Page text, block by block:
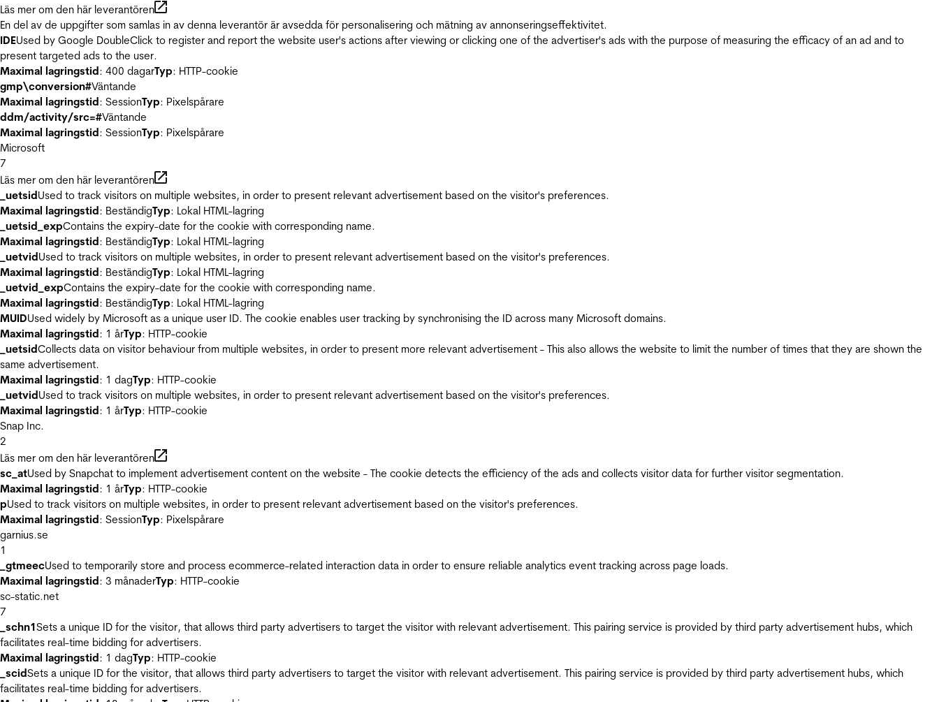
Läs mer om den här leverantören
En del av de uppgifter som samlas in av denna leverantör är avsedda för personalisering och mätning av annonseringseffektivitet.
IDEUsed by Google DoubleClick to register and report the website user's actions after viewing or clicking one of the advertiser's ads with the purpose of measuring the efficacy of an ad and to
present targeted ads to the user.
Maximal lagringstid: 400 dagarTyp: HTTP-cookie
gmp\conversion#Väntande
Maximal lagringstid: SessionTyp: Pixelspårare
ddm/activity/src=#Väntande
Maximal lagringstid: SessionTyp: Pixelspårare
Microsoft
7
Läs mer om den här leverantören
_uetsidUsed to track visitors on multiple websites, in order to present relevant advertisement based on the visitor's preferences.
Maximal lagringstid: BeständigTyp: Lokal HTML-lagring
_uetsid_expContains the expiry-date for the cookie with corresponding name.
Maximal lagringstid: BeständigTyp: Lokal HTML-lagring
_uetvidUsed to track visitors on multiple websites, in order to present relevant advertisement based on the visitor's preferences.
Maximal lagringstid: BeständigTyp: Lokal HTML-lagring
_uetvid_expContains the expiry-date for the cookie with corresponding name.
Maximal lagringstid: BeständigTyp: Lokal HTML-lagring
MUIDUsed widely by Microsoft as a unique user ID. The cookie enables user tracking by synchronising the ID across many Microsoft domains.
Maximal lagringstid: 1 årTyp: HTTP-cookie
_uetsidCollects data on visitor behaviour from multiple websites, in order to present more relevant advertisement - This also allows the website to limit the number of times that they are shown the
same advertisement.
Maximal lagringstid: 1 dagTyp: HTTP-cookie
_uetvidUsed to track visitors on multiple websites, in order to present relevant advertisement based on the visitor's preferences.
Maximal lagringstid: 1 årTyp: HTTP-cookie
Snap Inc.
2
Läs mer om den här leverantören
sc_atUsed by Snapchat to implement advertisement content on the website - The cookie detects the efficiency of the ads and collects visitor data for further visitor segmentation.
Maximal lagringstid: 1 årTyp: HTTP-cookie
pUsed to track visitors on multiple websites, in order to present relevant advertisement based on the visitor's preferences.
Maximal lagringstid: SessionTyp: Pixelspårare
garnius.se
1
_gtmeecUsed to temporarily store and process ecommerce-related interaction data in order to ensure reliable analytics event tracking across page loads.
Maximal lagringstid: 3 månaderTyp: HTTP-cookie
sc-static.net
7
_schn1Sets a unique ID for the visitor, that allows third party advertisers to target the visitor with relevant advertisement. This pairing service is provided by third party advertisement hubs, which
facilitates real-time bidding for advertisers.
Maximal lagringstid: 1 dagTyp: HTTP-cookie
_scidSets a unique ID for the visitor, that allows third party advertisers to target the visitor with relevant advertisement. This pairing service is provided by third party advertisement hubs, which
facilitates real-time bidding for advertisers.